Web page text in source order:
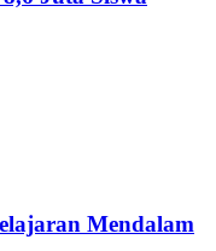
Mendalam